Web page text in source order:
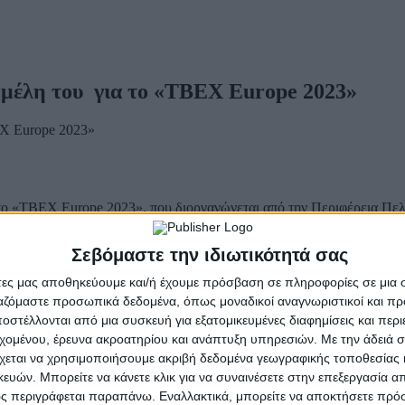
Σεβόμαστε την ιδιωτικότητά σας
μας αποθηκεύουμε και/ή έχουμε πρόσβαση σε πληροφορίες σε
προσωπικά δεδομένα, όπως μοναδικοί αναγνωριστικοί και
από μια συσκευή για εξατομικευμένες διαφημίσεις και
έρευνα ακροατηρίου και ανάπτυξη υπηρεσιών. Με την άδειά
να χρησιμοποιήσουμε ακριβή δεδομένα γεωγραφικής τοποθεσίας
Μπορείτε να κάνετε κλικ για να συναινέσετε στην επεξεργασία
περιγράφεται παραπάνω. Εναλλακτικά, μπορείτε να αποκτήσετε
του για το «TBEX Europe 2023»
Europe 2023», που διοργανώνεται από την Περιφέρεια
media, travel bloggers, δημιουργούς περιεχομένου Social Media,
στην Καλαμάτα.
ειδικούς του χώρου, να δικτυωθούν, να χτίσουν φιλίες και να
να δικτυωθούν ανακαλύπτοντας τις καλύτερες πρακτικές
να ξεχωρίζουν.
παράλληλες δράσεις φιλοξενίας με στόχο την ανάδειξη
εξ' αυτών, "Peloponnese Food Stories | Ιστορίες Γεύσεων,
Κέντρο της Καλαμάτας και εκτιμάται ότι θα συμμετέχουν 500
ο η Πελοπόννησος με τον καλύτερο τρόπο είναι επιβεβλημένη,